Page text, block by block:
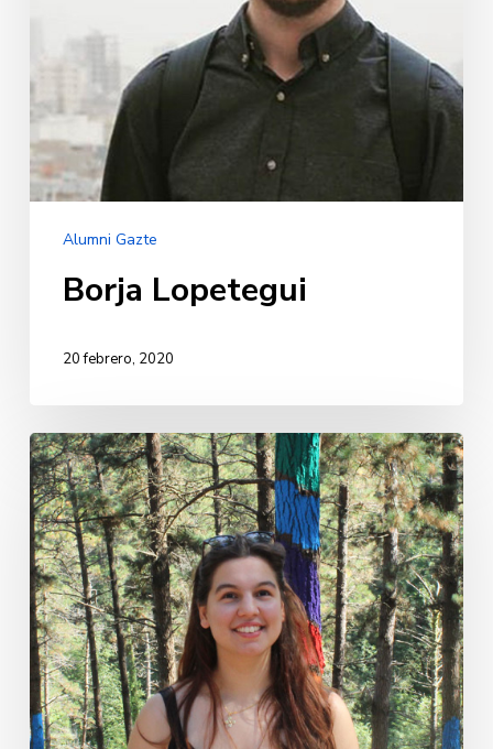
Alumni Gazte
Borja Lopetegui
20 febrero, 2020
Olatz
Campos